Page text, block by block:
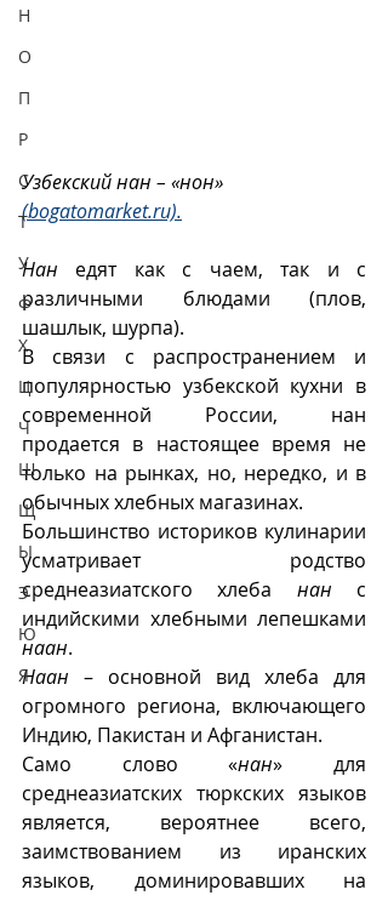
Н
О
П
Р
С
Т
У
Ф
Х
Ц
Ч
Ш
Щ
Ы
Э
Ю
Я
Узбекский нан – «нон»
(bogatomarket.ru).
Нан едят как с чаем, так и с
различными блюдами (плов,
шашлык, шурпа).
В связи с распространением и
популярностью узбекской кухни в
современной России, нан
продается в настоящее время не
только на рынках, но, нередко, и в
обычных хлебных магазинах.
Большинство историков кулинарии
усматривает родство
среднеазиатского хлеба нан с
наан.
Наан – основной вид хлеба для
огромного региона, включающего
Индию, Пакистан и Афганистан.
Само слово «нан» для
среднеазиатских тюркских языков
является, вероятнее всего,
заимствованием из иранских
языков, доминировавших на